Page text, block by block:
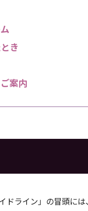
き
案内
ライン」の冒頭には